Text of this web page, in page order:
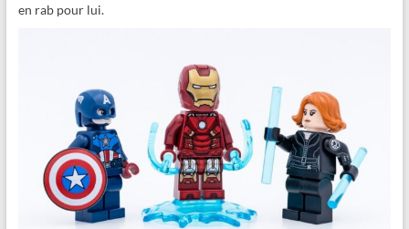
en rab pour lui.